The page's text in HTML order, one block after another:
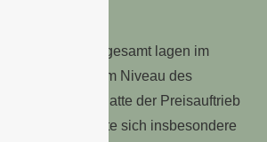
insgesamt lagen im
4,0 % über dem Niveau des
Im August 2023 hatte der Preisauftrieb
Hier wirkte sich insbesondere